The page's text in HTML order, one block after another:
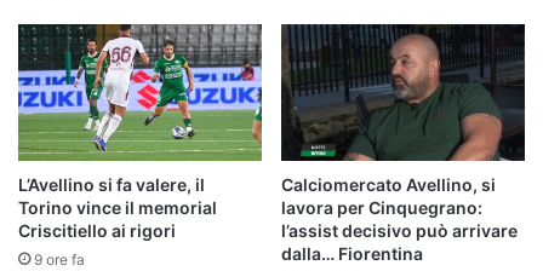
L’Avellino si fa valere, il
Torino vince il memorial
Criscitiello ai rigori
9 ore fa
Calciomercato Avellino, si
lavora per Cinquegrano:
l’assist decisivo può arrivare
dalla… Fiorentina